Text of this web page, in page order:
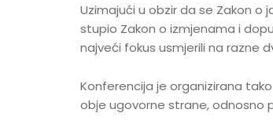
Uzimajući u obzir da se Zakon o
stupio Zakon o izmjenama i
najveći fokus usmjerili na razne
Konferencija je organizirana
obje ugovorne strane, odnosno